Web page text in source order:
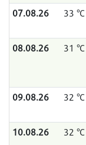
07.08.26
33 °C
08.08.26 31 °C
09.08.26 32 °C
10.08.26 32 °C